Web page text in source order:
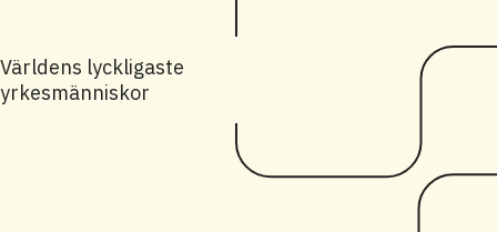
Världens lyckligaste
yrkesmänniskor